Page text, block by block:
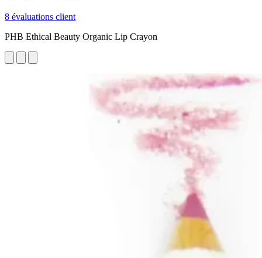
8 évaluations client
PHB Ethical Beauty Organic Lip Crayon